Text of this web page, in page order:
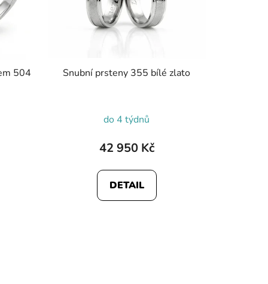
504 Snubní prsteny 355 bílé zlato
do 4 týdnů
42 950 Kč
DETAIL